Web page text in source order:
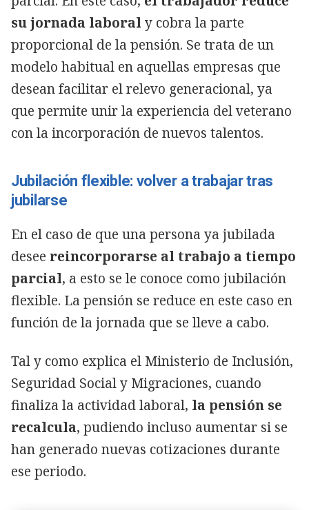
su jornada laboral y cobra la parte
proporcional de la pensión. Se trata de un
modelo habitual en aquellas empresas que
desean facilitar el relevo generacional, ya
que permite unir la experiencia del veterano
con la incorporación de nuevos talentos.
Jubilación flexible: volver a trabajar tras
jubilarse
En el caso de que una persona ya jubilada
desee reincorporarse al trabajo a tiempo
parcial, a esto se le conoce como jubilación
flexible. La pensión se reduce en este caso en
función de la jornada que se lleve a cabo.
Tal y como explica el Ministerio de Inclusión,
Seguridad Social y Migraciones, cuando
finaliza la actividad laboral, la pensión se
recalcula, pudiendo incluso aumentar si se
han generado nuevas cotizaciones durante
ese periodo.